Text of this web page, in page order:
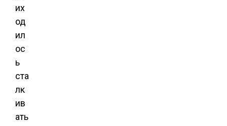
их
од
ил
ос
ь
ста
лк
ив
ать